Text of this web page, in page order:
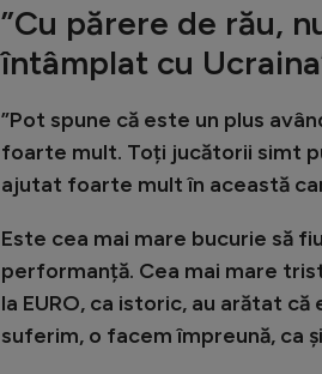
”Cu părere de rău,
întâmplat cu
”Pot spune că este un plus
foarte mult. Toți jucătorii simt
ajutat foarte mult în această
Este cea mai mare bucurie să
performanță. Cea mai mare
la EURO, ca istoric, au arătat
suferim, o facem împreună, ca